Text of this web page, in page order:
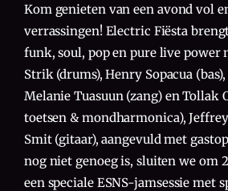
Kom genieten van een avond vol
verrassingen! Electric Fiësta
funk, soul, pop en pure live power
Strik (drums), Henry Sopacua
Melanie Tuasuun (zang) en Tollak
toetsen & mondharmonica),
Smit (gitaar), aangevuld met
nog niet genoeg is, sluiten we om
een speciale ESNS-jamsessie met